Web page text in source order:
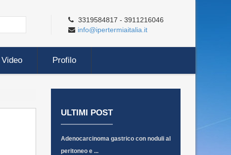
3319584817 - 3911216046
info@ipertermiaitalia.it
Video Profilo
ULTIMI POST
Adenocarcinoma gastrico con noduli al
peritoneo e ...